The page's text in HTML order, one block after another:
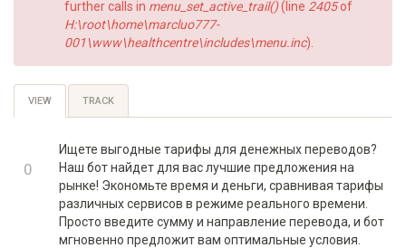
further calls in menu_set_active_trail()(line 2405of
H:\root\home\marcluo777-
001\www\healthcentre\includes\menu.inc).
Primary
VIEW (ACTIVE
TAB)
TRACK
+1
0
-1
Ищете выгодные тарифы для денежных переводов?
Наш бот найдет для вас лучшие предложения на
рынке! Экономьте время и деньги, сравнивая тарифы
различных сервисов в режиме реального времени.
Просто введите сумму и направление перевода, и бот
мгновенно предложит вам оптимальные условия.